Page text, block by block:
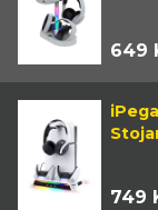
649
749